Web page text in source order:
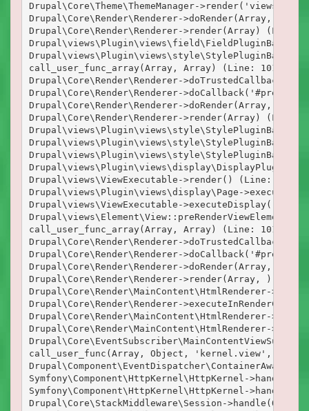
Drupal\Core\Theme\ThemeManager-
Drupal\Core\Render\Renderer->doRender(Array, )
Drupal\Core\Render\Renderer->render(Array) (Line:
Drupal\views\Plugin\views\field\FieldPluginBase-
Drupal\views\Plugin\views\style\StylePluginBase-
call_user_func_array(Array, Array) (Line: 101)
Drupal\Core\Render\Renderer-
Drupal\Core\Render\Renderer-
Drupal\Core\Render\Renderer->doRender(Array, )
Drupal\Core\Render\Renderer->render(Array) (Line:
Drupal\views\Plugin\views\style\StylePluginBase-
Drupal\views\Plugin\views\style\StylePluginBase-
Drupal\views\Plugin\views\style\StylePluginBase-
Drupal\views\ViewExecutable->render() (Line: 199)
Drupal\views\Plugin\views\display\Page->execute()
Drupal\views\ViewExecutable-
call_user_func_array(Array, Array) (Line: 101)
Drupal\Core\Render\Renderer-
Drupal\Core\Render\Renderer-
Drupal\Core\Render\Renderer->doRender(Array, )
Drupal\Core\Render\Renderer->render(Array, )
Drupal\Core\Render\MainContent\HtmlRenderer-
Drupal\Core\Render\Renderer-
Drupal\Core\Render\MainContent\HtmlRenderer-
Drupal\Core\Render\MainContent\HtmlRenderer-
call_user_func(Array, Object, 'kernel.view',
Symfony\Component\HttpKernel\HttpKernel-
Symfony\Component\HttpKernel\HttpKernel-
Drupal\Core\StackMiddleware\Session-